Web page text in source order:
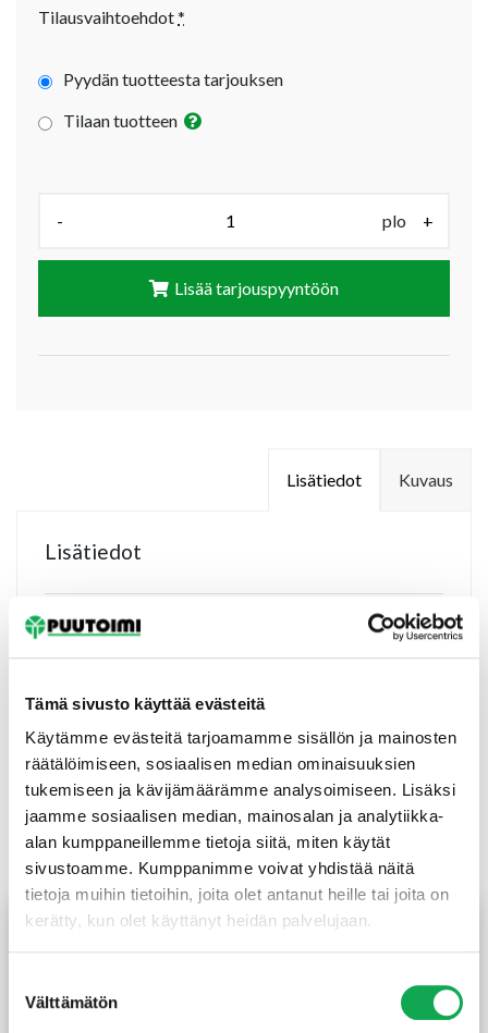
Tämä sivusto käyttää evästeitä
Käytämme evästeitä tarjoamamme sisällön ja mainosten
räätälöimiseen, sosiaalisen median ominaisuuksien
tukemiseen ja kävijämäärämme analysoimiseen. Lisäksi
jaamme sosiaalisen median, mainosalan ja analytiikka-
alan kumppaneillemme tietoja siitä, miten käytät
sivustoamme. Kumppanimme voivat yhdistää näitä
tietoja muihin tietoihin, joita olet antanut heille tai joita on
kerätty, kun olet käyttänyt heidän palvelujaan.
valinta
Välttämätön
Tilausvaihtoehdot*
Pyydän tuotteesta tarjouksen
Tilaan tuotteen
- plo +
Lisää tarjouspyyntöön
Kuvaus
Lisätiedot
Lisätiedot
Tutustu myös